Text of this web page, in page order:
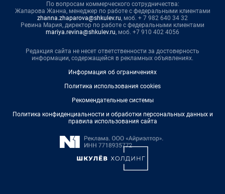
По вопросам коммерческого сотрудничества:
Жапарова Жанна, менеджер по работе с федеральными клиентами
zhanna.zhaparova@shkulev.ru, моб. + 7 982 640 34 32
Ревина Мария, директор по работе с федеральными клиентами
mariya.revina@shkulev.ru, моб. +7 910 402 4056
Редакция сайта не несет ответственности за достоверность
информации, содержащейся в рекламных объявлениях.
Информация об ограничениях
Политика использования cookies
Рекомендательные системы
Политика конфиденциальности и обработки персональных данных и
правила использования сайта